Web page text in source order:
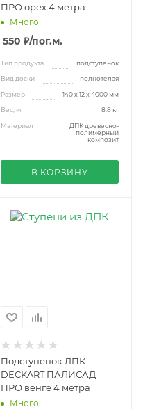
ПРО орех 4 метра
Много
550 ₽/пог.м.
Тип продукта подступенок
Вид доски полнотелая
Размер 140 х 12 х 4000 мм
Вес, кг 8,8 кг
Материал
ДПК древесно-
полимерный
композит
В КОРЗИНУ
Подступенок ДПК
DECKART ПАЛИСАД
ПРО венге 4 метра
Много